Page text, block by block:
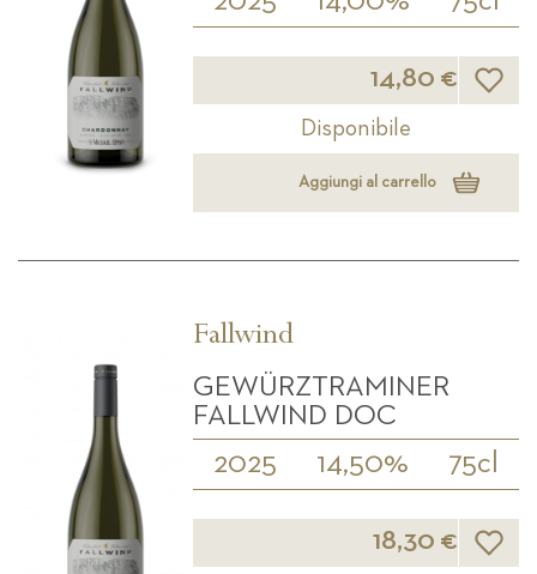
14,80 € Lista
Disponibile
Aggiungi al carrello
Fallwind
GEWÜRZTRAMINER
FALLWIND DOC
2025 14,50% 75cl
18,30 € Lista